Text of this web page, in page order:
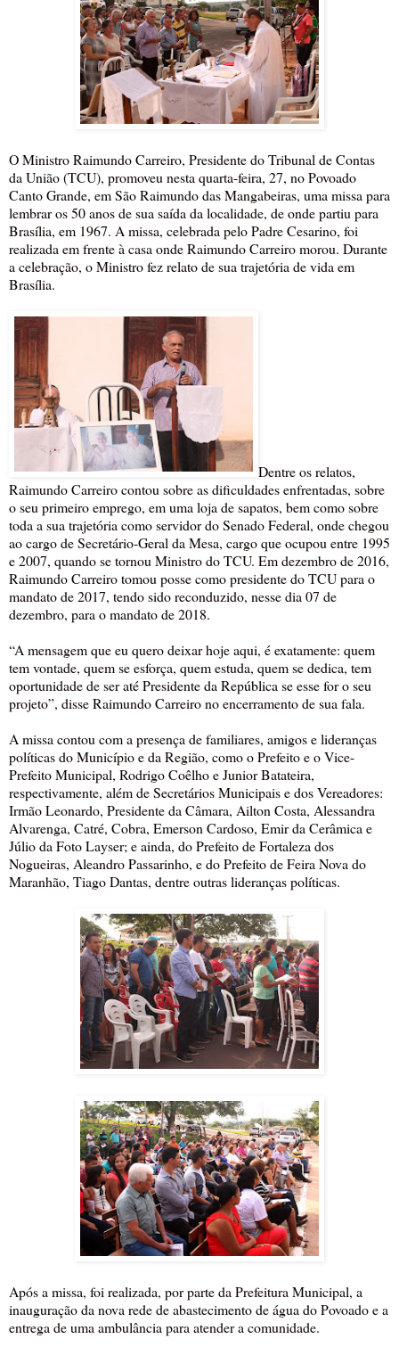
O Ministro Raimundo Carreiro, Presidente do Tribunal de Contas
da União (TCU), promoveu nesta quarta-feira, 27, no Povoado
Canto Grande, em São Raimundo das Mangabeiras, uma missa para
lembrar os 50 anos de sua saída da localidade, de onde partiu para
Brasília, em 1967. A missa, celebrada pelo Padre Cesarino, foi
realizada em frente à casa onde Raimundo Carreiro morou. Durante
a celebração, o Ministro fez relato de sua trajetória de vida em
Brasília.
Dentre os relatos,
Raimundo Carreiro contou sobre as dificuldades enfrentadas, sobre
o seu primeiro emprego, em uma loja de sapatos, bem como sobre
toda a sua trajetória como servidor do Senado Federal, onde chegou
ao cargo de Secretário-Geral da Mesa, cargo que ocupou entre 1995
e 2007, quando se tornou Ministro do TCU. Em dezembro de 2016,
Raimundo Carreiro tomou posse como presidente do TCU para o
mandato de 2017, tendo sido reconduzido, nesse dia 07 de
dezembro, para o mandato de 2018.
“A mensagem que eu quero deixar hoje aqui, é exatamente: quem
tem vontade, quem se esforça, quem estuda, quem se dedica, tem
oportunidade de ser até Presidente da República se esse for o seu
projeto”, disse Raimundo Carreiro no encerramento de sua fala.
A missa contou com a presença de familiares, amigos e lideranças
políticas do Município e da Região, como o Prefeito e o Vice-
Prefeito Municipal, Rodrigo Coêlho e Junior Batateira,
respectivamente, além de Secretários Municipais e dos Vereadores:
Irmão Leonardo, Presidente da Câmara, Ailton Costa, Alessandra
Alvarenga, Catré, Cobra, Emerson Cardoso, Emir da Cerâmica e
Júlio da Foto Layser; e ainda, do Prefeito de Fortaleza dos
Nogueiras, Aleandro Passarinho, e do Prefeito de Feira Nova do
Maranhão, Tiago Dantas, dentre outras lideranças políticas.
Após a missa, foi realizada, por parte da Prefeitura Municipal, a
inauguração da nova rede de abastecimento de água do Povoado e a
entrega de uma ambulância para atender a comunidade.